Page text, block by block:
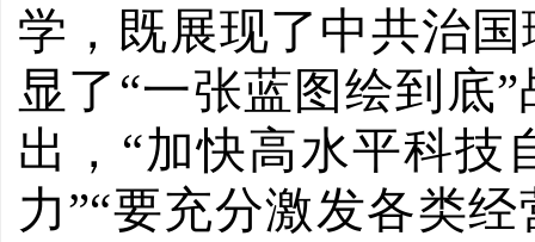
学，既展现了中共治
显了“一张蓝图绘到底
出，“加快高水平科技
力”“要充分激发各类